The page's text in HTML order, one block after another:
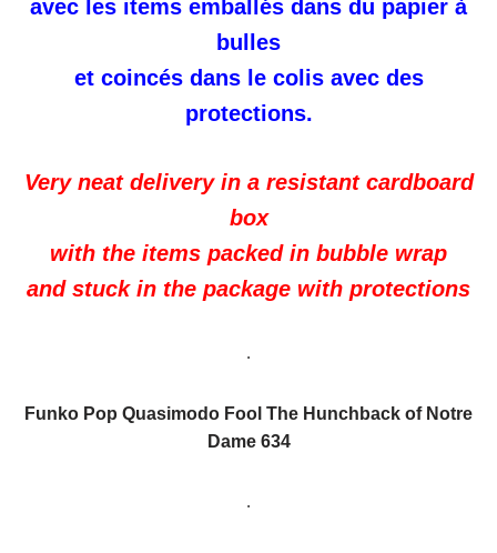
avec les items emballés dans du papier à
bulles
et coincés dans le colis avec des
protections.
Very neat delivery in a resistant cardboard
box
with the items packed in bubble wrap
and stuck in the package with protections
.
Funko Pop Quasimodo Fool The Hunchback of Notre
Dame 634
.